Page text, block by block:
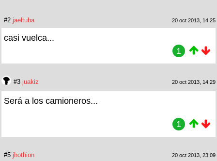
#2 jaeltuba 20 oct 2013, 14:25
casi vuelca...
1
#3 juakiz 20 oct 2013, 14:29
Será a los camioneros...
1
#5 jhothion 20 oct 2013, 23:09